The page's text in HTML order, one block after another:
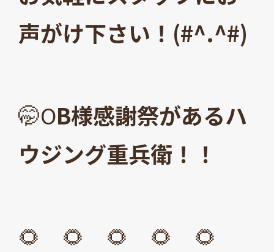
声がけ下さい！(#^.^#)
🤭OB様感謝祭があるハ
ウジング重兵衛！！
🌻 🌻 🌻 🌻 🌻